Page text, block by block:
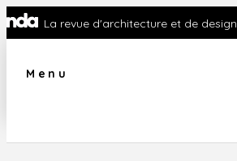
La revue d'architecture et de design
Menu